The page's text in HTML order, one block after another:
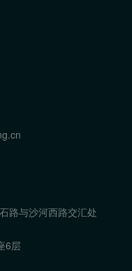
路与沙河西路交汇处
6层